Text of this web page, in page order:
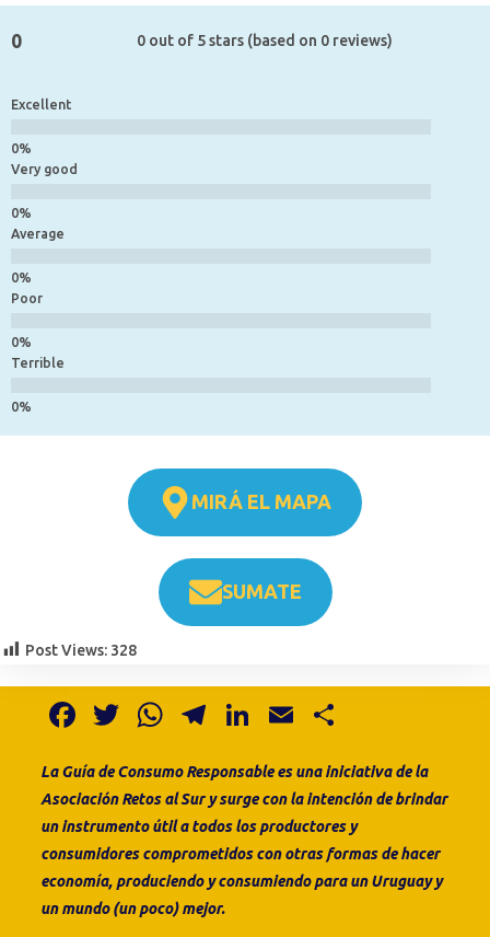
0 0 out of 5 stars (based on 0 reviews)
Excellent
Very good
Average
Poor
Terrible
MIRÁ EL MAPA
SUMATE
Post Views: 328
F
c
e
b
o
o
T
it
te
r
W
at
s
A
p
p
T
e
gr
a
m
Li
k
e
dI
n
E
ai
l
ar
e
La Guía de ConsumoResponsable esunainiciativa de la
Asociación Retos al Sury surge con la intención de brindar
un instrumento útil a todos los productores y
consumidores comprometidos con otras formas de hacer
economía, produciendo y consumiendo para un Uruguay y
un mundo (un poco) mejor.